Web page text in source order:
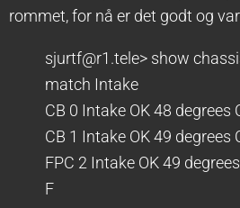
rommet, for nå er det godt og
sjurtf@r1.tele> show
match Intake
CB 0 Intake OK 48 degrees
CB 1 Intake OK 49 degrees
FPC 2 Intake OK 49
F